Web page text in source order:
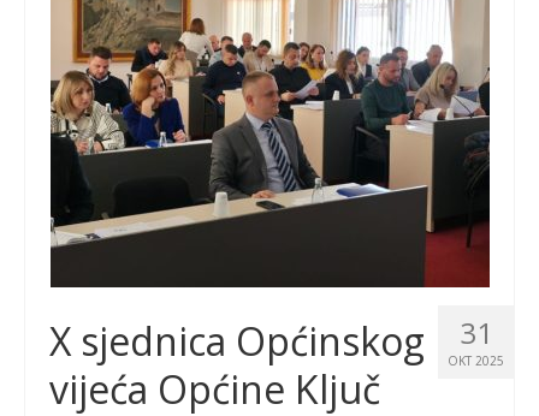
31
OKT 2025
X sjednica Općinskog
vijeća Općine Ključ